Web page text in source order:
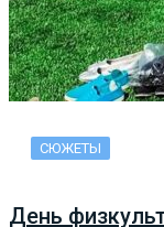
СЮЖЕТЫ
День